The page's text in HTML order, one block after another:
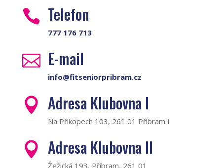
 Telefon
777 176 713
 E-mail
info@fitseniorpribram.cz
 Adresa Klubovna I
Na Příkopech 103, 261 01 Příbram I
 Adresa Klubovna II
Žežická 193, Příbram, 261 01